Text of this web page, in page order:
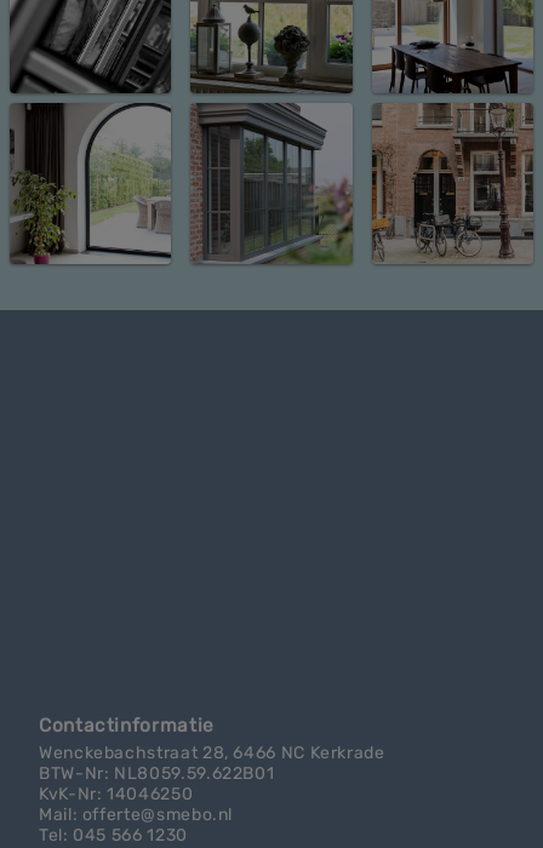
Contactinformatie
Wenckebachstraat 28, 6466 NC Kerkrade
BTW-Nr: NL8059.59.622B01
KvK-Nr: 14046250
Mail: offerte@smebo.nl
Tel: 045 566 1230